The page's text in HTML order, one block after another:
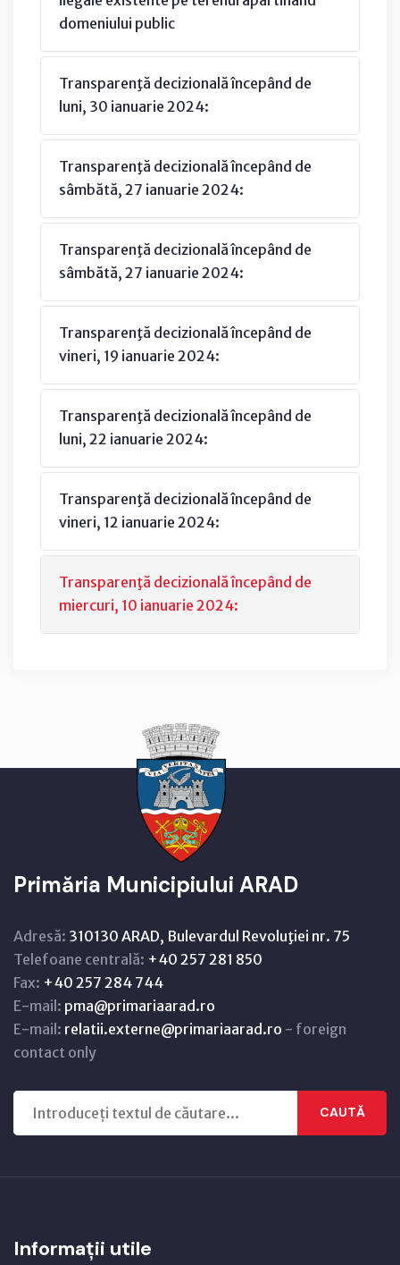
domeniului public
Transparenţă decizională începând de
luni, 30 ianuarie 2024:
Transparenţă decizională începând de
sâmbătă, 27 ianuarie 2024:
Transparenţă decizională începând de
sâmbătă, 27 ianuarie 2024:
Transparenţă decizională începând de
vineri, 19 ianuarie 2024:
Transparenţă decizională începând de
luni, 22 ianuarie 2024:
Transparenţă decizională începând de
vineri, 12 ianuarie 2024:
Transparenţă decizională începând de
miercuri, 10 ianuarie 2024:
Primăria Municipiului ARAD
Adresă: 310130 ARAD, Bulevardul Revoluţiei nr. 75
Telefoane centrală: +40 257 281 850
Fax: +40 257 284 744
E-mail: pma@primariaarad.ro
E-mail: relatii.externe@primariaarad.ro - foreign
contact only
CAUTĂ
Informații utile